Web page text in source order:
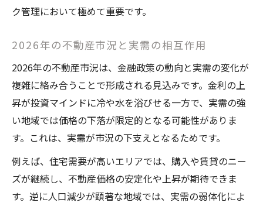
ク管理において極めて重要です。
2026年の不動産市況と実需の相互作用
2026年の不動産市況は、金融政策の動向と実需の変化が
複雑に絡み合うことで形成される見込みです。金利の上
昇が投資マインドに冷や水を浴びせる一方で、実需の強
い地域では価格の下落が限定的となる可能性がありま
す。これは、実需が市況の下支えとなるためです。
例えば、住宅需要が高いエリアでは、購入や賃貸のニー
ズが継続し、不動産価格の安定化や上昇が期待できま
す。逆に人口減少が顕著な地域では、実需の弱体化によ